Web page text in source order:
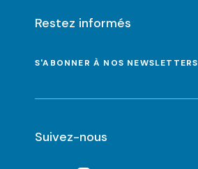
Restez informés
S'ABONNER À NOS NEWSLETTERS
Suivez-nous